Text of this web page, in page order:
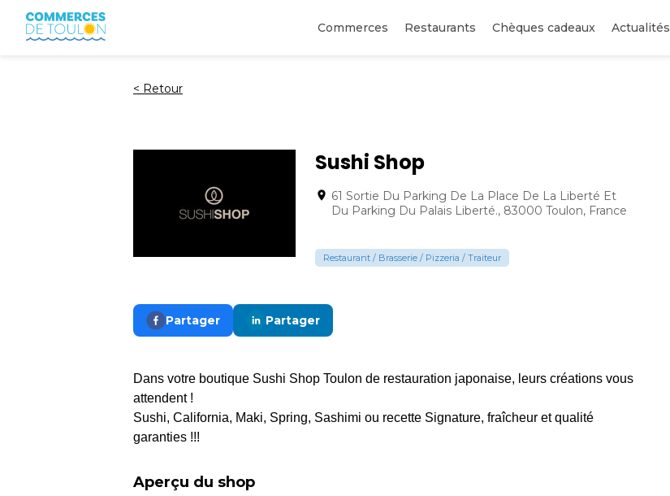
Commerces Restaurants Chèques cadeaux Actualités
< Retour
Sushi Shop
61 Sortie Du Parking De La Place De La Liberté Et
Du Parking Du Palais Liberté., 83000 Toulon, France
Restaurant / Brasserie / Pizzeria / Traiteur
Partager Partager
Dans votre boutique Sushi Shop Toulon de restauration japonaise, leurs créations vous
attendent !
Sushi, California, Maki, Spring, Sashimi ou recette Signature, fraîcheur et qualité
garanties !!!
Aperçu du shop